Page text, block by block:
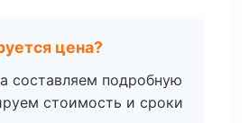
цена?
составляем подробную
стоимость и сроки